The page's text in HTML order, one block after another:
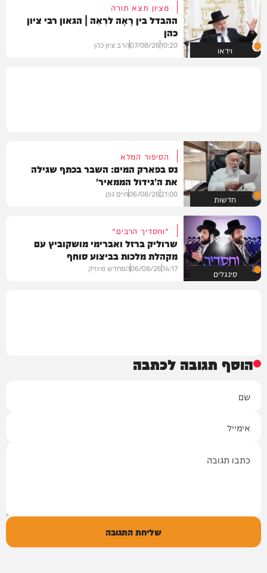
וידאו
מציון תצא תורה
ההבדל בין רָאָה לרְאֵה | הגאון רבי ציון
כהן
10:20
07/08/26הרב ציון כהן
חדשות
הסיפור המלא
נס בפארק המים: השבר בכתף שגילה
את ה'גידול הממאיר'
21:00
06/08/26חיים גפן
סינגלים
"וחסדיך הרבים"
שרוליק ברזל ואברימי מושקוביץ עם
מקהלת מלכות בביצוע סוחף
14:17
06/08/26המחדש מיוזיק
הוסף תגובה לכתבה
שליחת התגובה